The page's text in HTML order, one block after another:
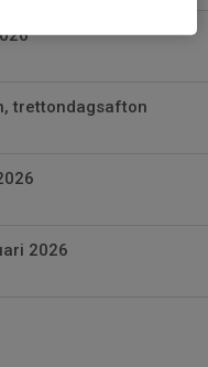
trettondagsafton
2026